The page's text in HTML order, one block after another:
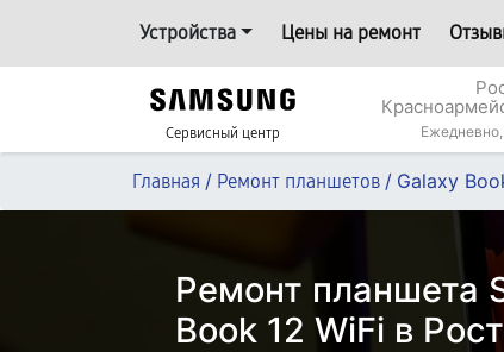
Устройства Цены на ремонт
Сервисный центр
Главная / Ремонт планшетов / Galaxy
Ремонт планшета
Book 12 WiFi в